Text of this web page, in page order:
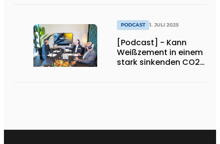
PODCAST 1. JULI 2025
[Podcast] - Kann
Weißzement in einem
stark sinkenden CO2-